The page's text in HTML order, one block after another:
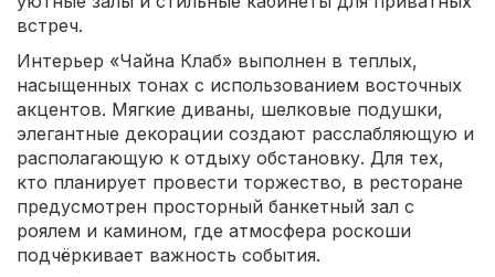
встреч.
Интерьер «Чайна Клаб» выполнен в теплых,
насыщенных тонах с использованием восточных
акцентов. Мягкие диваны, шелковые подушки,
элегантные декорации создают расслабляющую и
располагающую к отдыху обстановку. Для тех,
кто планирует провести торжество, в ресторане
предусмотрен просторный банкетный зал с
роялем и камином, где атмосфера роскоши
подчёркивает важность события.